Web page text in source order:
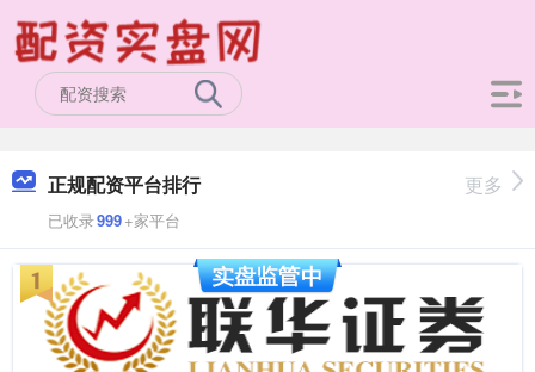
正规配资平台排行
已收录999+家平台
更多